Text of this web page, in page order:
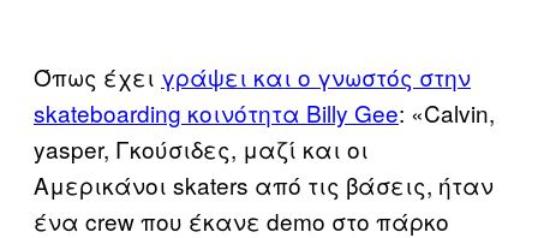
Όπως έχει γράψει και ο γνωστός στην
skateboarding κοινότητα Billy Gee: «Calvin,
yasper, Γκούσιδες, μαζί και οι
Αμερικάνοι skaters από τις βάσεις, ήταν
ένα crew που έκανε demo στο πάρκο